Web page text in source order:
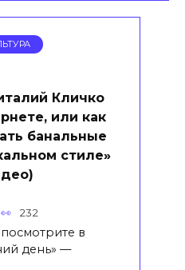
Кличко
или как
банальные
стиле»
232
посмотрите в
день» —